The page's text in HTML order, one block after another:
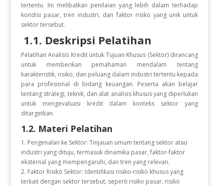
tertentu. Ini melibatkan penilaian yang lebih dalam terhadap
kondisi pasar, tren industri, dan faktor risiko yang unik untuk
sektor tersebut.
1.1. Deskripsi Pelatihan
Pelatihan Analisis Kredit untuk Tujuan Khusus (Sektor) dirancang
untuk memberikan pemahaman mendalam tentang
karakteristik, risiko, dan peluang dalam industri tertentu kepada
para profesional di bidang keuangan. Peserta akan belajar
tentang strategi, teknik, dan alat analisis khusus yang diperlukan
untuk mengevaluasi kredit dalam konteks sektor yang
ditargetkan.
1.2. Materi Pelatihan
1. Pengenalan ke Sektor: Tinjauan umum tentang sektor atau
industri yang dituju, termasuk dinamika pasar, faktor-faktor
eksternal yang mempengaruhi, dan tren yang relevan.
2. Faktor Risiko Sektor: Identifikasi risiko-risiko khusus yang
terkait dengan sektor tersebut, seperti risiko pasar, risiko